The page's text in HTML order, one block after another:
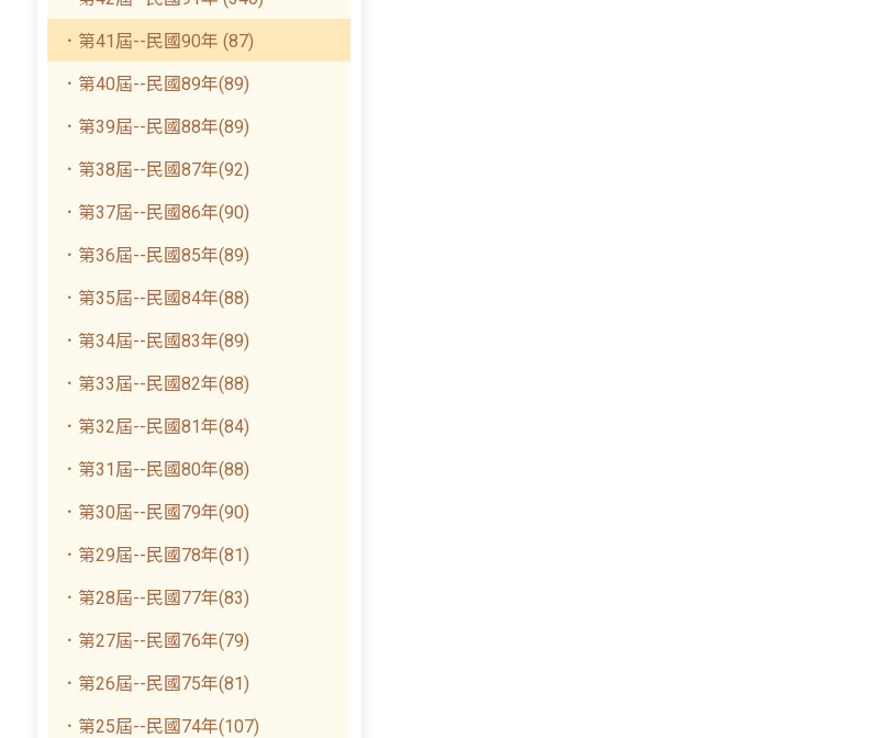
．第41屆--民國90年 (87)
．第40屆--民國89年(89)
．第39屆--民國88年(89)
．第38屆--民國87年(92)
．第37屆--民國86年(90)
．第36屆--民國85年(89)
．第35屆--民國84年(88)
．第34屆--民國83年(89)
．第33屆--民國82年(88)
．第32屆--民國81年(84)
．第31屆--民國80年(88)
．第30屆--民國79年(90)
．第29屆--民國78年(81)
．第28屆--民國77年(83)
．第27屆--民國76年(79)
．第26屆--民國75年(81)
．第25屆--民國74年(107)